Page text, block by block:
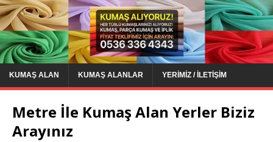
KUMAŞ ALAN KUMAŞ ALANLAR YERIMIZ / İLETIŞIM
Metre İle Kumaş Alan Yerler Biziz
Arayınız